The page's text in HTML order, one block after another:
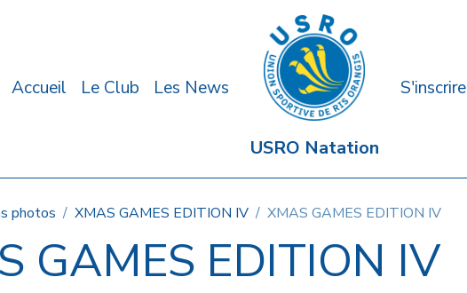
Accueil Le Club Les News
USRO Natation
S'inscrire
photos XMAS GAMES EDITION IV XMAS GAMES EDITION IV
GAMES EDITION IV